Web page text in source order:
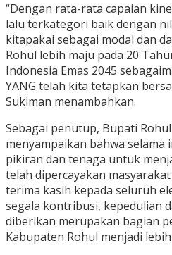
“Dengan rata-rata capaian
lalu terkategori baik dengan
kitapakai sebagai modal dan
Rohul lebih maju pada 20
Indonesia Emas 2045
YANG telah kita tetapkan
Sukiman menambahkan.
Sebagai penutup, Bupati
menyampaikan bahwa
pikiran dan tenaga untuk
telah dipercayakan
terima kasih kepada seluruh
segala kontribusi, kepedulian
diberikan merupakan bagian
Kabupaten Rohul menjadi